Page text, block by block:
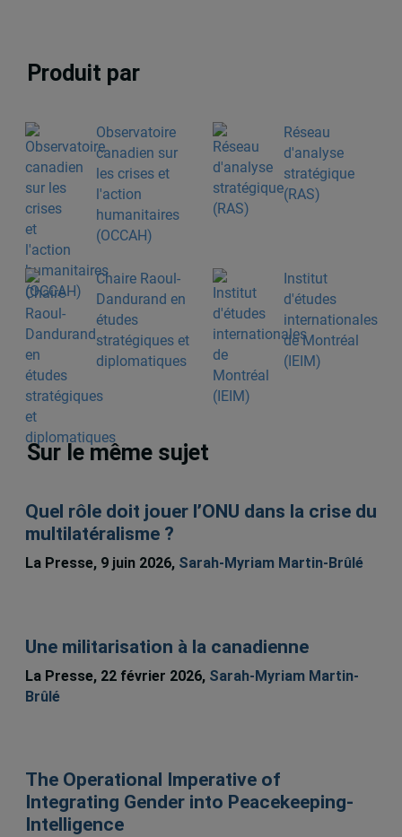
Produit par
Observatoire
canadien sur
les crises et
l'action
humanitaires
(OCCAH)
Réseau
d'analyse
stratégique
(RAS)
Chaire Raoul-
Dandurand en
études
stratégiques et
diplomatiques
Institut
d'études
internationales
de Montréal
(IEIM)
Sur le même sujet
Quel rôle doit jouer l’ONU dans la crise du
multilatéralisme ?
La Presse, 9 juin 2026, Sarah-Myriam Martin-Brûlé
Une militarisation à la canadienne
La Presse, 22 février 2026, Sarah-Myriam Martin-
Brûlé
The Operational Imperative of
Integrating Gender into Peacekeeping-
Intelligence